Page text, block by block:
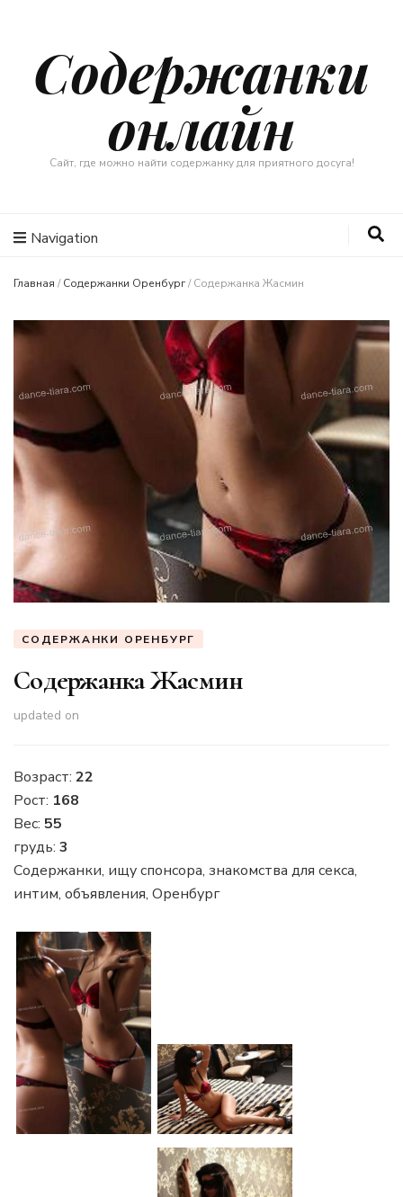
Содержанки
онлайн
Сайт, где можно найти содержанку для приятного досуга!
Navigation
Главная / Содержанки Оренбург/ Содержанка Жасмин
СОДЕРЖАНКИ ОРЕНБУРГ
Содержанка Жасмин
updated on
Возраст: 22
Рост: 168
Вес: 55
грудь: 3
Содержанки, ищу спонсора, знакомства для секса,
интим, объявления, Оренбург